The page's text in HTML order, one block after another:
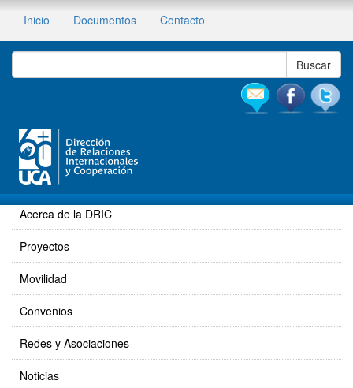
Inicio Documentos Contacto
Acerca de la DRIC
Proyectos
Movilidad
Convenios
Redes y Asociaciones
Noticias